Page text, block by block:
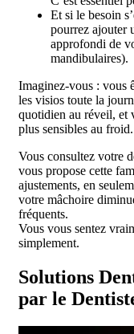
Et si le besoin
pourrez ajouter
approfondi de
mandibulaires).
Imaginez-vous : vous
les visios toute la
quotidien au réveil, et
plus sensibles au froid.
Vous consultez votre
vous propose cette
ajustements, en
votre mâchoire
fréquents.
Vous vous sentez
simplement.
Solutions
par le